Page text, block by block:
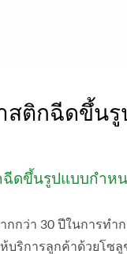
สติกฉีดขึ้นรู
ดขึ้นรูปแบบกำหน
กกว่า 30 ปีในการทำ
ห้บริการลูกค้าด้วยโซ